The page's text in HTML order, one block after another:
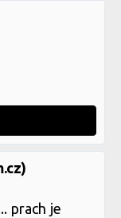
prach je